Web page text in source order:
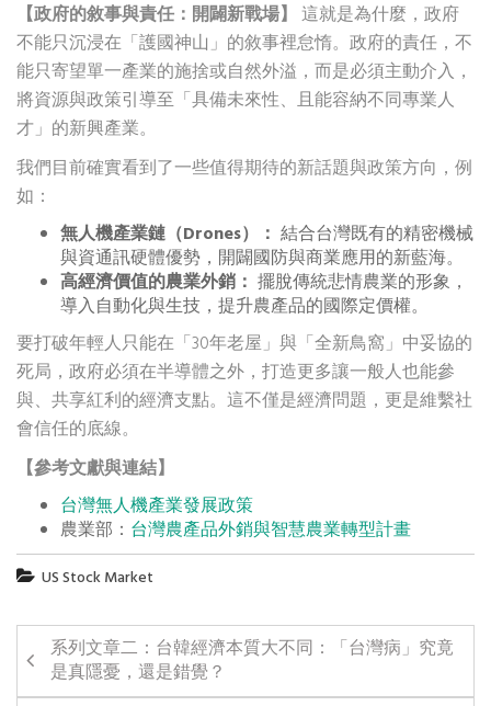
【政府的敘事與責任：開闢新戰場】 這就是為什麼，政府
不能只沉浸在「護國神山」的敘事裡怠惰。政府的責任，不
能只寄望單一產業的施捨或自然外溢，而是必須主動介入，
將資源與政策引導至「具備未來性、且能容納不同專業人
才」的新興產業。
我們目前確實看到了一些值得期待的新話題與政策方向，例
如：
無人機產業鏈（Drones）： 結合台灣既有的精密機械
與資通訊硬體優勢，開闢國防與商業應用的新藍海。
高經濟價值的農業外銷： 擺脫傳統悲情農業的形象，
導入自動化與生技，提升農產品的國際定價權。
要打破年輕人只能在「30年老屋」與「全新鳥窩」中妥協的
死局，政府必須在半導體之外，打造更多讓一般人也能參
與、共享紅利的經濟支點。這不僅是經濟問題，更是維繫社
會信任的底線。
【參考文獻與連結】
台灣無人機產業發展政策
農業部： 台灣農產品外銷與智慧農業轉型計畫
US Stock Market
系列文章二：台韓經濟本質大不同：「台灣病」究竟
是真隱憂，還是錯覺？